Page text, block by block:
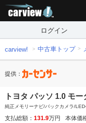
ログイン
carview! 中古車トップ
提供：
トヨタ パッソ 1.0 モー
純正メモリーナビ/バックカメラ/
支払総額： 131.9万円 本体価